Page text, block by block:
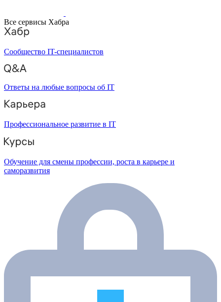
Все сервисы Хабра
Сообщество IT-специалистов
Ответы на любые вопросы об IT
Профессиональное развитие в IT
Обучение для смены профессии, роста в карьере и
саморазвития